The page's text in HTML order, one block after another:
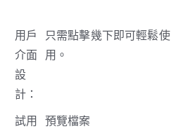
用戶
介面
設
計：
只需點擊幾下即可輕鬆使
用。
試用
預覽檔案